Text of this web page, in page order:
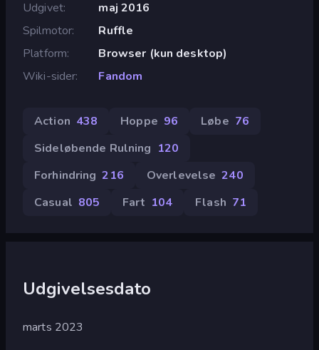
Udgivet
maj 2016
Spilmotor
Ruffle
Platform
Browser (kun desktop)
Wiki-sider
Fandom
Action 438 Hoppe 96 Løbe 76
Sideløbende Rulning 120
Forhindring 216 Overlevelse 240
Casual 805 Fart 104 Flash 71
Udgivelsesdato
marts 2023